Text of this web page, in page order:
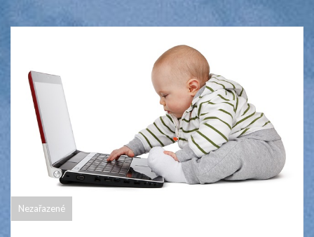
Nezařazené